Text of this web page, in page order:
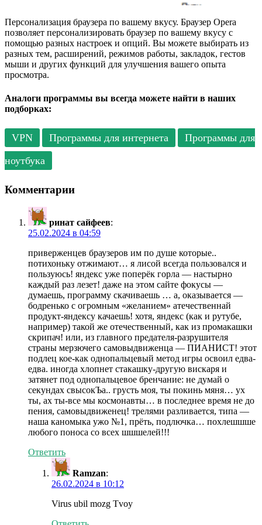
Персонализация браузера по вашему вкусу. Браузер Opera
позволяет персонализировать браузер по вашему вкусу с
помощью разных настроек и опций. Вы можете выбирать из
разных тем, расширений, режимов работы, закладок, гестов
мыши и других функций для улучшения вашего опыта
просмотра.
Аналоги программы вы всегда можете найти в наших
подборках:
VPN Программы для интернета
Программы для
ноутбука
Комментарии
ринат сайфеев:
25.02.2024 в 04:59
приверженцев браузеров им по душе которые..
потихоньку отжимают… я лисой всегда пользовался и
пользуюсь! яндекс уже поперёк горла — настырно
каждый раз лезет! даже на этом сайте фокусы —
думаешь, программу скачиваешь … а, оказывается —
бодренько с огромным «желанием» атечественнай
продукт-яндексу качаешь! хотя, яндекс (как и рутубе,
например) такой же отечественный, как из промакашки
скрипач! или, из главного предателя-разрушителя
страны мерзючего самовыдвиженца — ПИАНИСТ! этот
подлец кое-как однопальцевый метод игры освоил едва-
едва. иногда хлопнет стакашку-другую вискаря и
затянет под однопальцевое бренчание: не думай о
секундах свысокЪа.. грусть моя, ты покинь мяня… ух
ты, ах ты-все мы космонавты… в последнее время не до
пения, самовыдвиженец! трелями разливается, типа —
наша каномыка ужо №1, прёть, подлючка… похлешшше
любого поноса со всех шшшелей!!!
Ответить
Ramzan:
26.02.2024 в 10:12
Virus ubil mozg Tvoy